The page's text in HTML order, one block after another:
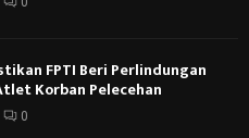
FPTI Beri Perlindungan
Korban Pelecehan
0